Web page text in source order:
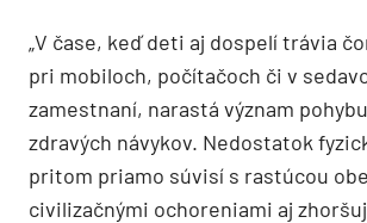
„V čase, keď deti aj dospelí trávia
pri mobiloch, počítačoch či v
zamestnaní, narastá význam
zdravých návykov. Nedostatok
pritom priamo súvisí s rastúcou
civilizačnými ochoreniami aj